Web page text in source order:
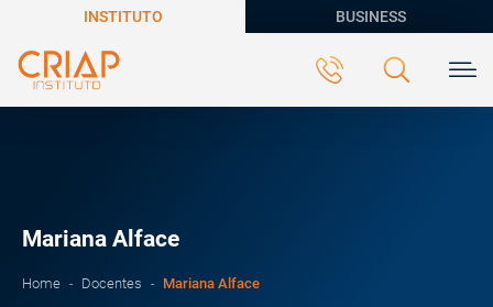
INSTITUTO BUSINESS
Mariana Alface
Home Docentes Mariana Alface